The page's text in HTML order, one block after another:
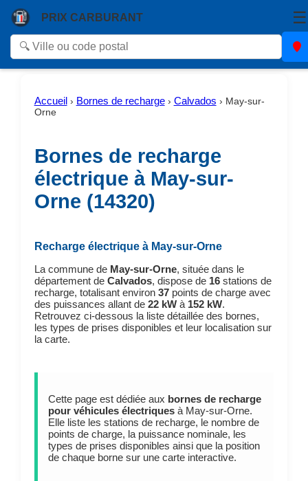
PRIX CARBURANT ☰
Accueil › Bornes de recharge› Calvados › May-sur-
Orne
Bornes de recharge
électrique à May-sur-
Orne (14320)
Recharge électrique à May-sur-Orne
La commune de May-sur-Orne, située dans le
département de Calvados, dispose de 16stations de
recharge, totalisant environ 37points de charge avec
des puissances allant de 22 kWà 152 kW.
Retrouvez ci-dessous la liste détaillée des bornes,
les types de prises disponibles et leur localisation sur
la carte.
Cette page est dédiée aux bornes de recharge
pour véhicules électriquesà May-sur-Orne.
Elle liste les stations de recharge, le nombre de
points de charge, la puissance nominale, les
types de prises disponibles ainsi que la position
de chaque borne sur une carte interactive.